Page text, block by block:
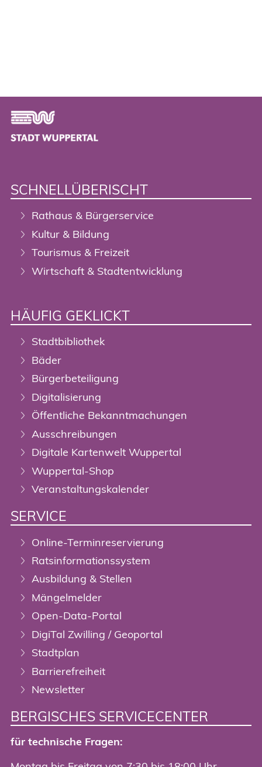
Footer
SCHNELLÜBERISCHT
Rathaus & Bürgerservice
Kultur & Bildung
Tourismus & Freizeit
Wirtschaft & Stadtentwicklung
HÄUFIG GEKLICKT
Stadtbibliothek
Bäder
Bürgerbeteiligung
Digitalisierung
Öffentliche Bekanntmachungen
Ausschreibungen
Digitale Kartenwelt Wuppertal
Wuppertal-Shop
Veranstaltungskalender
SERVICE
Online-Terminreservierung
Ratsinformationssystem
Ausbildung & Stellen
Mängelmelder
Open-Data-Portal
DigiTal Zwilling / Geoportal
Stadtplan
Barrierefreiheit
Newsletter
BERGISCHES SERVICECENTER
für technische Fragen: